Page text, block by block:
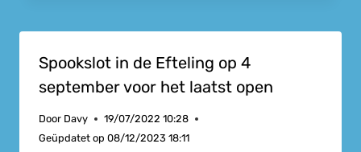
Spookslot in de Efteling op 4
september voor het laatst open
Door Davy
19/07/2022 10:28
Geüpdatet op 08/12/2023 18:11